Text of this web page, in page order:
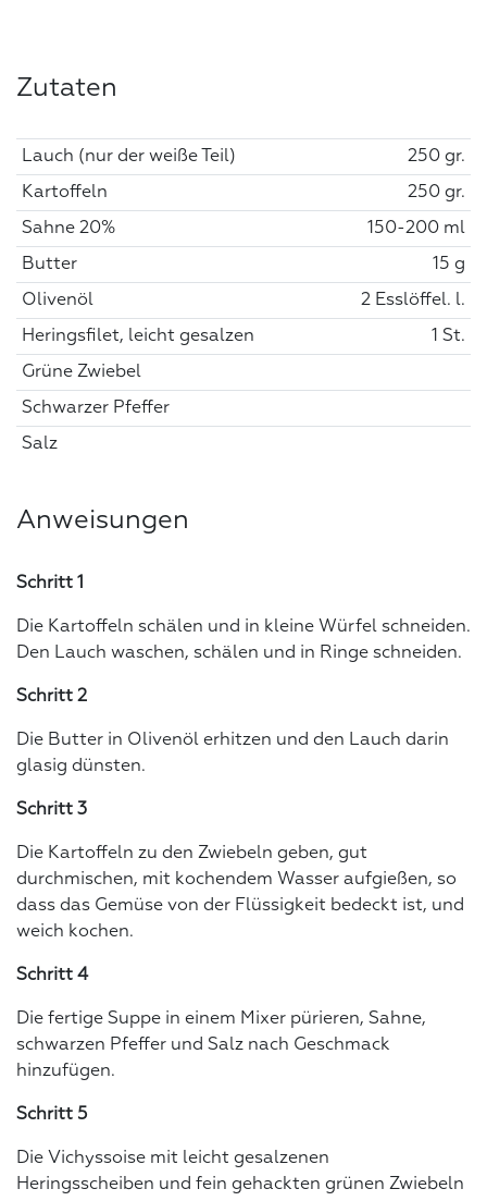
Zutaten
Lauch (nur der weiße Teil) 250 gr.
Kartoffeln 250 gr.
Sahne 20% 150-200 ml
Butter 15 g
Olivenöl 2 Esslöffel. l.
Heringsfilet, leicht gesalzen 1 St.
Grüne Zwiebel
Schwarzer Pfeffer
Salz
Anweisungen
Schritt 1
Die Kartoffeln schälen und in kleine Würfel schneiden.
Den Lauch waschen, schälen und in Ringe schneiden.
Schritt 2
Die Butter in Olivenöl erhitzen und den Lauch darin
glasig dünsten.
Schritt 3
Die Kartoffeln zu den Zwiebeln geben, gut
durchmischen, mit kochendem Wasser aufgießen, so
dass das Gemüse von der Flüssigkeit bedeckt ist, und
weich kochen.
Schritt 4
Die fertige Suppe in einem Mixer pürieren, Sahne,
schwarzen Pfeffer und Salz nach Geschmack
hinzufügen.
Schritt 5
Die Vichyssoise mit leicht gesalzenen
Heringsscheiben und fein gehackten grünen Zwiebeln